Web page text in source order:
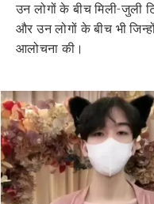
उन लोगों के बीच मिली-जुली
और उन लोगों के बीच भी
आलोचना की।